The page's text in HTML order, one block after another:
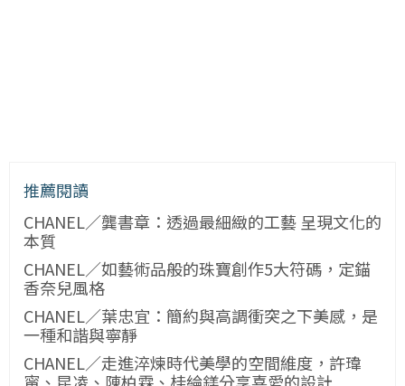
推薦閱讀
CHANEL／龔書章：透過最細緻的工藝 呈現文化的
本質
CHANEL／如藝術品般的珠寶創作5大符碼，定錨
香奈兒風格
CHANEL／葉忠宜：簡約與高調衝突之下美感，是
一種和諧與寧靜
CHANEL／走進淬煉時代美學的空間維度，許瑋
甯、昆凌、陳柏霖、桂綸鎂分享喜愛的設計